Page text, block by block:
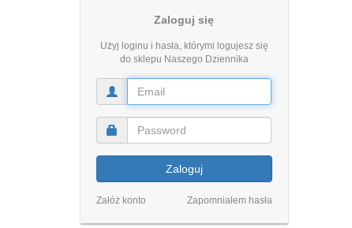
Zaloguj się
Użyj loginu i hasła, którymi logujesz się
do sklepu Naszego Dziennika
Zaloguj
Załóż konto Zapomniałem hasła